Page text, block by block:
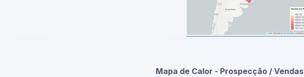
Mapa de Calor - Prospecção / Vendas